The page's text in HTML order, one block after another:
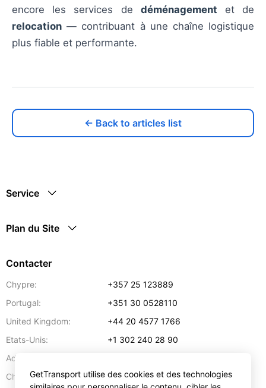
encore les services de déménagement et de
relocation — contribuant à une chaîne logistique
plus fiable et performante.
← Back to articles list
Service
Plan du Site
Contacter
Chypre:
+357 25 123889
Portugal:
+351 30 0528110
United Kingdom:
+44 20 4577 1766
Etats-Unis:
+1 302 240 28 90
Adresse:
Chypre:
57 Spyrou Kyprianou,Larnaca 6051
GetTransport utilise des cookies et des technologies